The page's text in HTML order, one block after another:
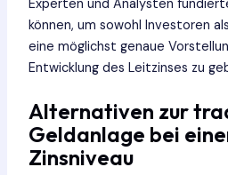
Experten und Analysten
können, um sowohl Investoren
eine möglichst genaue
Entwicklung des Leitzinses zu
Alternativen zur
Geldanlage bei
Zinsniveau